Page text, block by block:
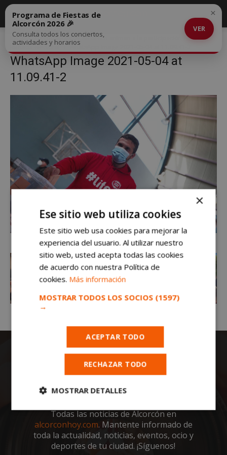
Inicio
Los políticos de Alcorcón animan a la participación en la
jornada electoral
WhatsApp Image 2021-05-04 at 11.09.41-2
WhatsApp Image 2021-05-04 at
11.09.41-2
Programa de Fiestas de
Alcorcón 2026 🎉
Consulta todos los conciertos,
actividades y horarios
VER
×
Todas las noticias de Alcorcón en
alcorconhoy.com. Mantente informado de
toda la actualidad, noticias, eventos, ocio y
deportes de tu ciudad. ¡Síguenos!
×
Ese sitio web utiliza cookies
Este sitio web usa cookies para mejorar la
experiencia del usuario. Al utilizar nuestro
sitio web, usted acepta todas las cookies
de acuerdo con nuestra Política de
cookies. Más información
MOSTRAR TODOS LOS SOCIOS (1597)
→
ACEPTAR TODO
RECHAZAR TODO
MOSTRAR DETALLES
Cookies
estrictamente
necesarias
Cookies de
rendimiento